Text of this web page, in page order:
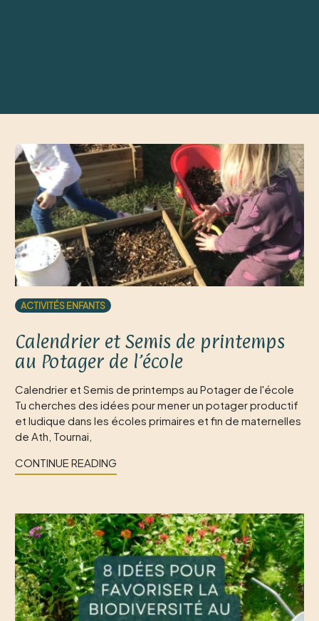
ACTIVITÉS ENFANTS
Calendrier et Semis de printemps
au Potager de l’école
Calendrier et Semis de printemps au Potager de l'école
Tu cherches des idées pour mener un potager productif
et ludique dans les écoles primaires et fin de maternelles
de Ath, Tournai,
CONTINUE READING